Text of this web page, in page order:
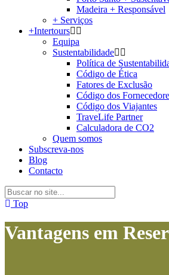
Madeira + Responsável
+ Serviços
+Intertours
Equipa
Sustentabilidade
Política de
Código de Ética
Fatores de Exclusão
Código dos
Código dos Viajantes
TraveLife Partner
Calculadora de CO2
Quem somos
Subscreva-nos
Blog
Contacto
Top
Vantagens em